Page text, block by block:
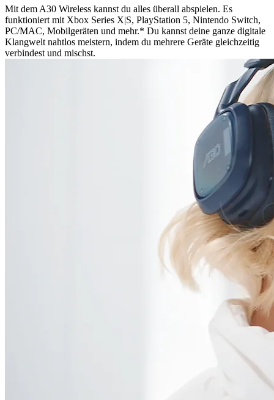
Mit dem A30 Wireless kannst du alles überall abspielen. Es
funktioniert mit Xbox Series X|S, PlayStation 5, Nintendo Switch,
PC/MAC, Mobilgeräten und mehr.* Du kannst deine ganze digitale
Klangwelt nahtlos meistern, indem du mehrere Geräte gleichzeitig
verbindest und mischst.